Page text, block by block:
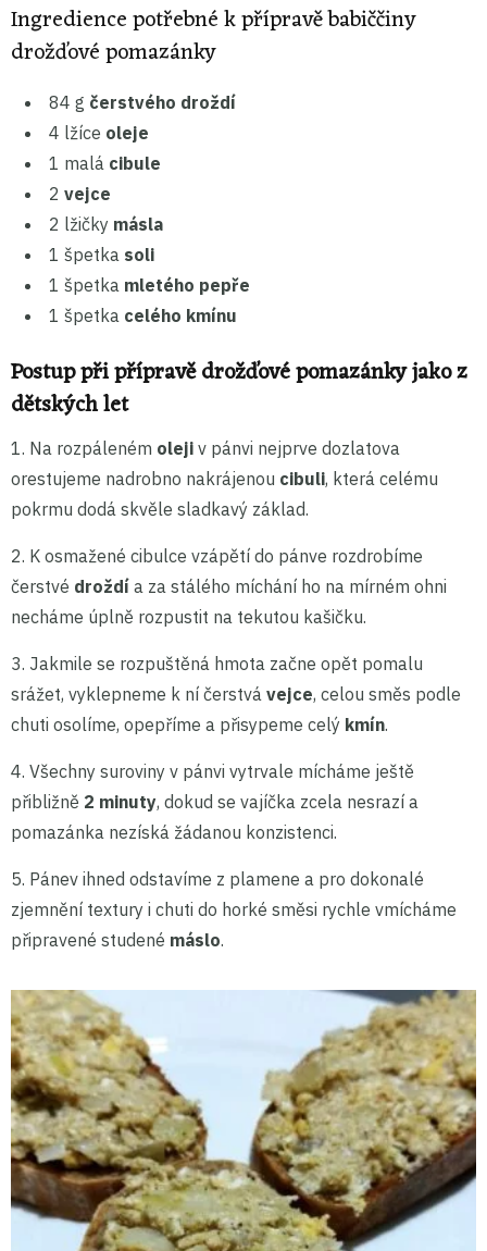
Ingredience potřebné k přípravě babiččiny
drožďové pomazánky
84 g čerstvého droždí
4 lžíce oleje
1 malá cibule
2 vejce
2 lžičky másla
1 špetka soli
1 špetka mletého pepře
1 špetka celého kmínu
Postup při přípravě drožďové pomazánky jako z
dětských let
1. Na rozpáleném oleji v pánvi nejprve dozlatova
orestujeme nadrobno nakrájenou cibuli, která celému
pokrmu dodá skvěle sladkavý základ.
2. K osmažené cibulce vzápětí do pánve rozdrobíme
čerstvé droždí a za stálého míchání ho na mírném ohni
necháme úplně rozpustit na tekutou kašičku.
3. Jakmile se rozpuštěná hmota začne opět pomalu
srážet, vyklepneme k ní čerstvá vejce, celou směs podle
chuti osolíme, opepříme a přisypeme celý kmín.
4. Všechny suroviny v pánvi vytrvale mícháme ještě
přibližně 2 minuty, dokud se vajíčka zcela nesrazí a
pomazánka nezíská žádanou konzistenci.
5. Pánev ihned odstavíme z plamene a pro dokonalé
zjemnění textury i chuti do horké směsi rychle vmícháme
připravené studené máslo.